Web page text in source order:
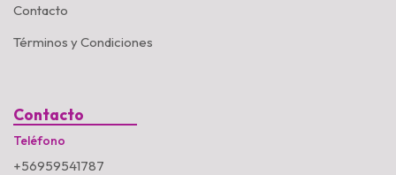
Contacto
Términos y Condiciones
Contacto
Teléfono
+56959541787